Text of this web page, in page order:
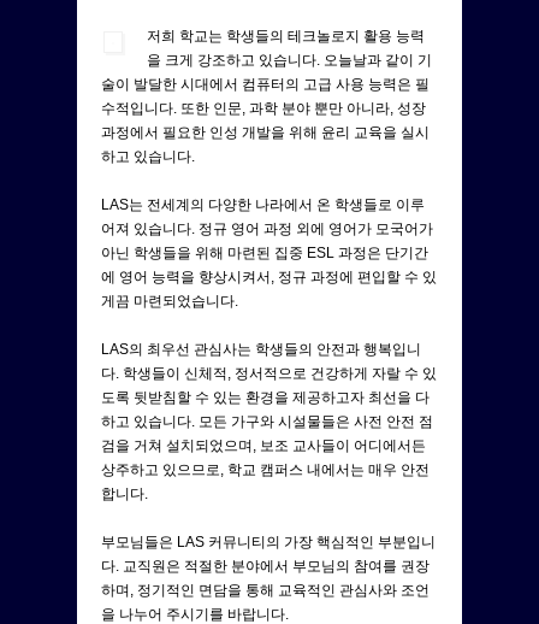
저희 학교는 학생들의 테크놀로지 활용 능력
을 크게 강조하고 있습니다. 오늘날과 같이 기
술이 발달한 시대에서 컴퓨터의 고급 사용 능력은 필
수적입니다. 또한 인문, 과학 분야 뿐만 아니라, 성장
과정에서 필요한 인성 개발을 위해 윤리 교육을 실시
하고 있습니다.
LAS는 전세계의 다양한 나라에서 온 학생들로 이루
어져 있습니다. 정규 영어 과정 외에 영어가 모국어가
아닌 학생들을 위해 마련된 집중 ESL 과정은 단기간
에 영어 능력을 향상시켜서, 정규 과정에 편입할 수 있
게끔 마련되었습니다.
LAS의 최우선 관심사는 학생들의 안전과 행복입니
다. 학생들이 신체적, 정서적으로 건강하게 자랄 수 있
도록 뒷받침할 수 있는 환경을 제공하고자 최선을 다
하고 있습니다. 모든 가구와 시설물들은 사전 안전 점
검을 거쳐 설치되었으며, 보조 교사들이 어디에서든
상주하고 있으므로, 학교 캠퍼스 내에서는 매우 안전
합니다.
부모님들은 LAS 커뮤니티의 가장 핵심적인 부분입니
다. 교직원은 적절한 분야에서 부모님의 참여를 권장
하며, 정기적인 면담을 통해 교육적인 관심사와 조언
을 나누어 주시기를 바랍니다.